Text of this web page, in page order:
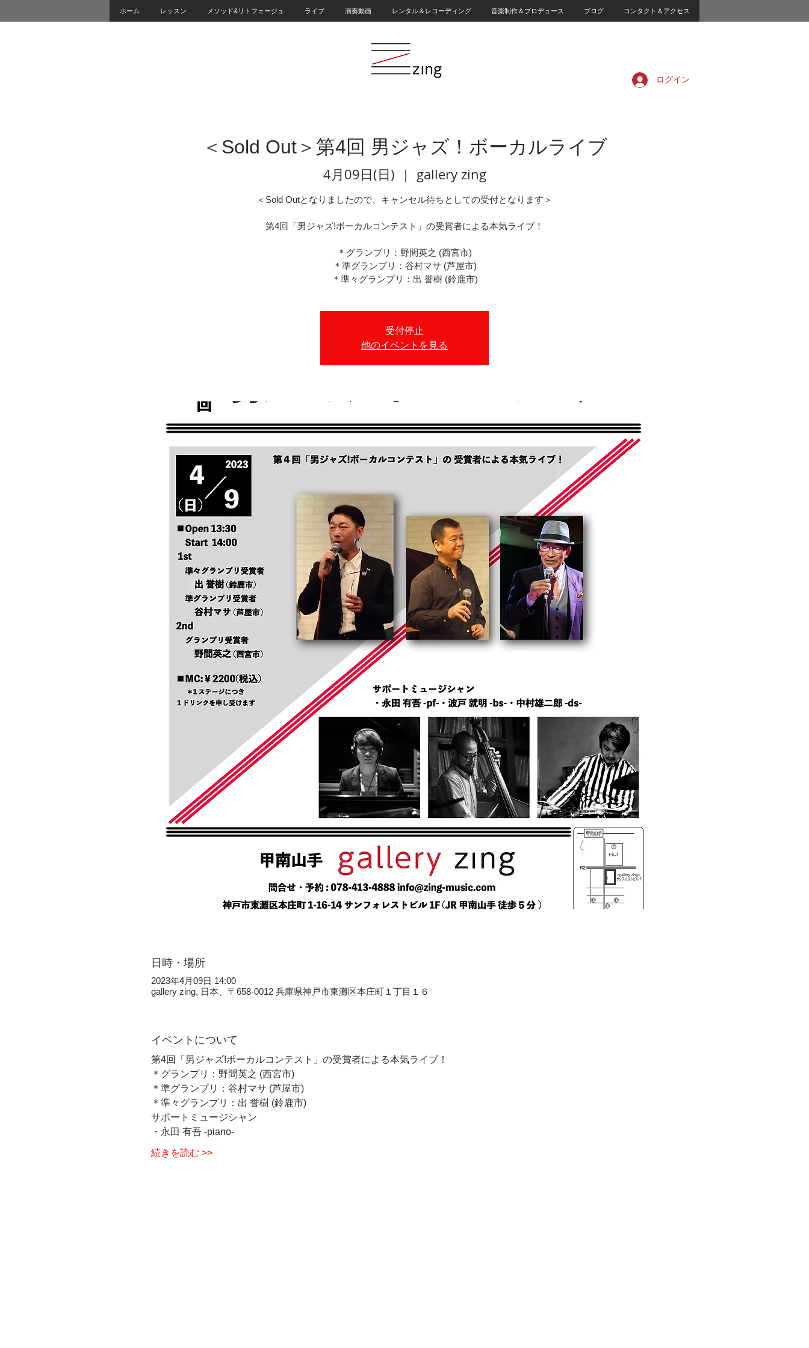
ホーム レッスン メソッド&リトフェージュ ライブ 演奏動画 レンタル＆レコーディング 音楽制作＆プロデュース ブログ コンタクト＆アクセス
ログイン
＜Sold Out＞第4回 男ジャズ！ボーカルライブ
4月09日(日)
  |
gallery zing
＜Sold Outとなりましたので、キャンセル待ちとしての受付となります＞
第4回「男ジャズ!ボーカルコンテスト」の受賞者による本気ライブ！
＊グランプリ：野間英之 (西宮市)
＊準グランプリ：谷村マサ (芦屋市)
＊準々グランプリ：出 誉樹 (鈴鹿市)
受付停止
他のイベントを見る
日時・場所
2023年4月09日 14:00
gallery zing, 日本、〒658-0012 兵庫県神戸市東灘区本庄町１丁目１６
イベントについて
第4回「男ジャズ!ボーカルコンテスト」の受賞者による本気ライブ！
＊グランプリ：野間英之 (西宮市)
＊準グランプリ：谷村マサ (芦屋市)
＊準々グランプリ：出 誉樹 (鈴鹿市)
サポートミュージシャン
・永田 有吾 -piano-
続きを読む >>